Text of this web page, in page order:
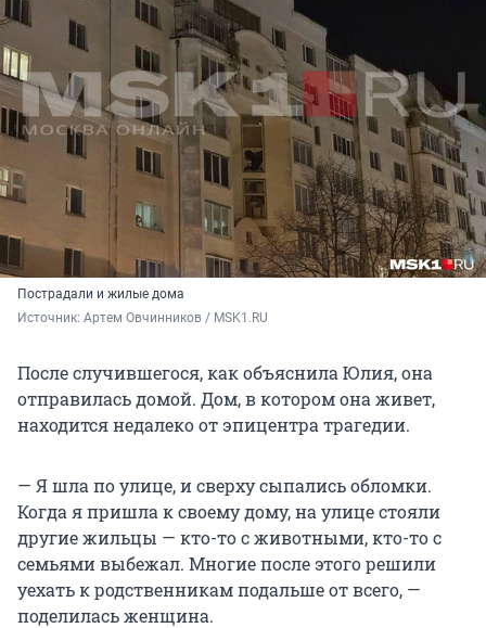
Пострадали и жилые дома
Источник: Артем Овчинников / MSK1.RU
После случившегося, как объяснила Юлия, она
отправилась домой. Дом, в котором она живет,
находится недалеко от эпицентра трагедии.
— Я шла по улице, и сверху сыпались обломки.
Когда я пришла к своему дому, на улице стояли
другие жильцы — кто-то с животными, кто-то с
семьями выбежал. Многие после этого решили
уехать к родственникам подальше от всего, —
поделилась женщина.